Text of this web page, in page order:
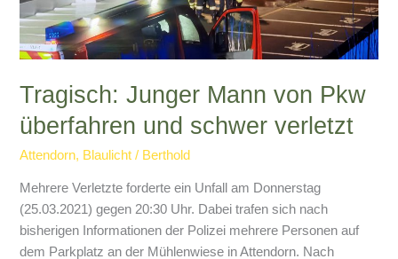
Tragisch: Junger Mann von Pkw
überfahren und schwer verletzt
Attendorn, Blaulicht / Berthold
Mehrere Verletzte forderte ein Unfall am Donnerstag
(25.03.2021) gegen 20:30 Uhr. Dabei trafen sich nach
bisherigen Informationen der Polizei mehrere Personen auf
dem Parkplatz an der Mühlenwiese in Attendorn. Nach